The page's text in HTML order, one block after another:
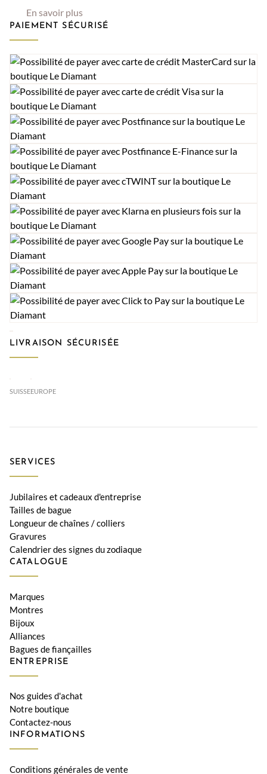
En savoir plus
PAIEMENT SÉCURISÉ
LIVRAISON SÉCURISÉE
SUISSEEUROPE
SERVICES
Jubilaires et cadeaux d'entreprise
Tailles de bague
Longueur de chaînes / colliers
Gravures
Calendrier des signes du zodiaque
CATALOGUE
Marques
Montres
Bijoux
Alliances
Bagues de fiançailles
ENTREPRISE
Nos guides d'achat
Notre boutique
Contactez-nous
INFORMATIONS
Conditions générales de vente